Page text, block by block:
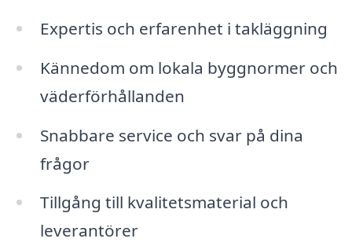
Expertis och erfarenhet i takläggning
Kännedom om lokala byggnormer och
väderförhållanden
Snabbare service och svar på dina
frågor
Tillgång till kvalitetsmaterial och
leverantörer